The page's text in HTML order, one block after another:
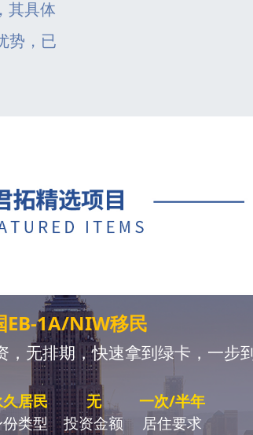
其具体
势，已
EB-1A/NIW移民
无排期，快速拿到绿卡，一步
居民
类型
无
投资金额
一次/半年
居住要求